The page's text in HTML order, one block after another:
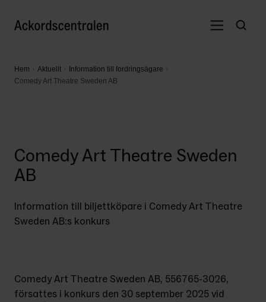
Hem Aktuellt
Information till fordringsägare
Comedy Art Theatre Sweden AB
Comedy Art Theatre Sweden
AB
Information till biljettköpare i Comedy Art Theatre
Sweden AB:s konkurs
Comedy Art Theatre Sweden AB, 556765-3026,
försattes i konkurs den 30 september 2025 vid